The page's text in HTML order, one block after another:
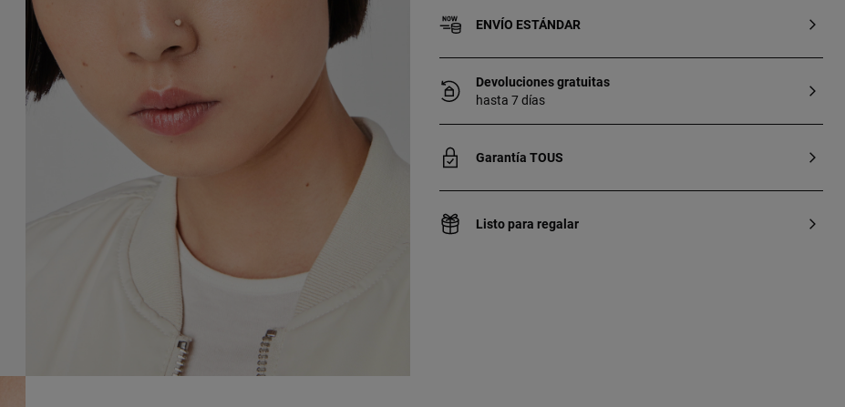
Uso recomendado para la nariz.] Técnica
ENVÍO ESTÁNDAR
Devoluciones gratuitas
hasta 7 días
Garantía TOUS
Listo para regalar